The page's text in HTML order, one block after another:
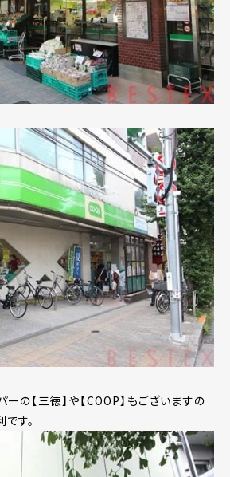
の【三徳】や【COOP】もございますの
す。